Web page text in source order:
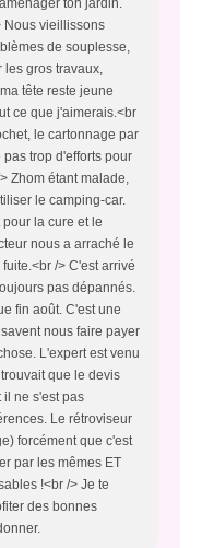
ton jardin.
Nous vieillissons
de souplesse,
les gros travaux,
tête reste jeune
ce que j'aimerais.<br
le cartonnage par
trop d'efforts pour
Zhom étant malade,
le camping-car.
la cure et le
nous a arraché le
/> C'est arrivé
pas dépannés.
fin août. C'est une
nous faire payer
L'expert est venu
que le devis
il ne s'est pas
Le rétroviseur
forcément que c'est
par les mêmes ET
!<br /> Je te
des bonnes